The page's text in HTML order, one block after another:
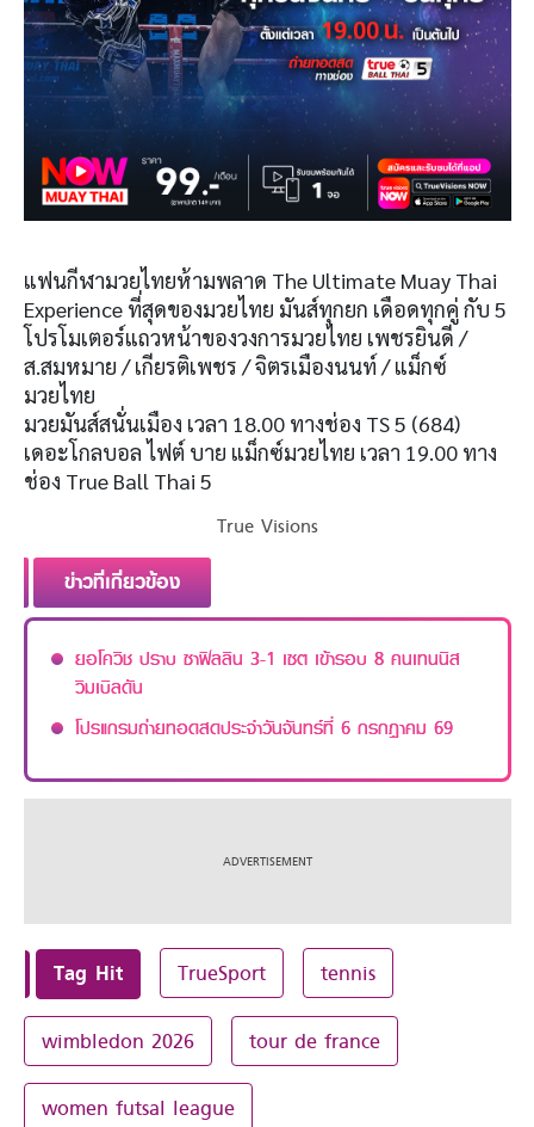
แฟนกีฬามวยไทยห้ามพลาด The Ultimate Muay Thai
Experience ที่สุดของมวยไทย มันส์ทุกยก เดือดทุกคู่ กับ 5
โปรโมเตอร์แถวหน้าของวงการมวยไทย เพชรยินดี /
ส.สมหมาย / เกียรติเพชร / จิตรเมืองนนท์ / แม็กซ์
มวยไทย
มวยมันส์สนั่นเมือง เวลา 18.00 ทางช่อง TS 5 (684)
เดอะโกลบอล ไฟต์ บาย แม็กซ์มวยไทย เวลา 19.00 ทาง
ช่อง True Ball Thai 5
True Visions
ข่าวที่เกี่ยวข้อง
ยอโควิช ปราบ ซาฟิลลิน 3-1 เซต เข้ารอบ 8 คนเทนนิส
วิมเบิลดัน
โปรแกรมถ่ายทอดสดประจำวันจันทร์ที่ 6 กรกฎาคม 69
Tag Hit TrueSport tennis
wimbledon 2026 tour de france
women futsal league